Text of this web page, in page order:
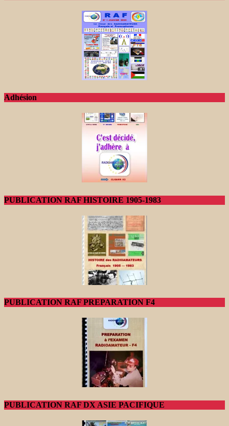
Adhésion
PUBLICATION RAF HISTOIRE 1905-1983
PUBLICATION RAF PREPARATION F4
PUBLICATION RAF DX ASIE PACIFIQUE